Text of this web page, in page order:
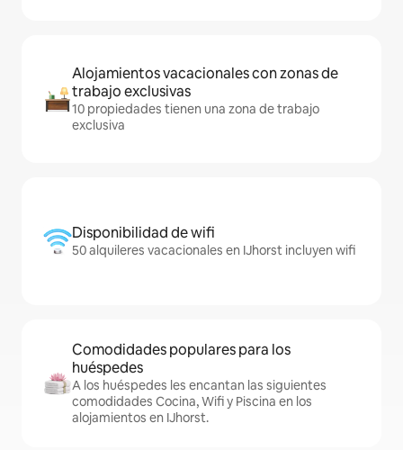
Alojamientos vacacionales con zonas de
trabajo exclusivas
10 propiedades tienen una zona de trabajo
exclusiva
Disponibilidad de wifi
50 alquileres vacacionales en IJhorst incluyen wifi
Comodidades populares para los
huéspedes
A los huéspedes les encantan las siguientes
comodidades Cocina, Wifi y Piscina en los
alojamientos en IJhorst.